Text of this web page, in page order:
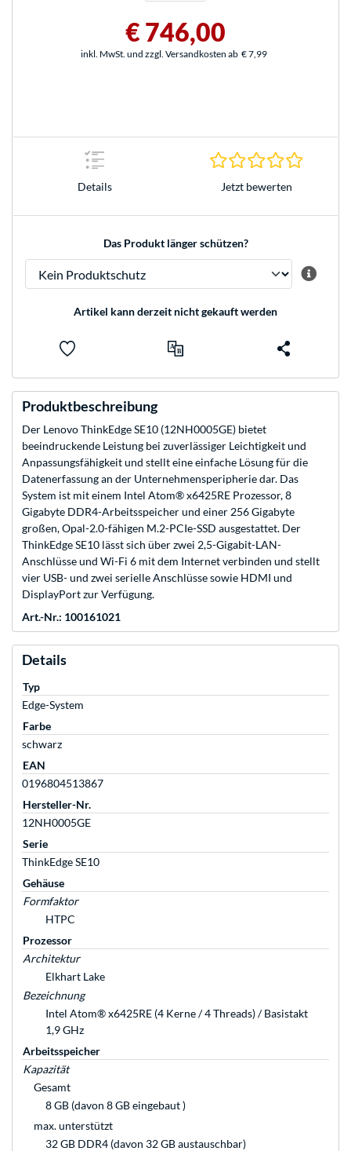
€ 746,00
inkl. MwSt. und zzgl. Versandkosten ab € 7,99
Details Jetzt bewerten
Das Produkt länger schützen?
Artikel kann derzeit nicht gekauft werden
Produktbeschreibung
Der Lenovo ThinkEdge SE10 (12NH0005GE) bietet
beeindruckende Leistung bei zuverlässiger Leichtigkeit und
Anpassungsfähigkeit und stellt eine einfache Lösung für die
Datenerfassung an der Unternehmensperipherie dar. Das
System ist mit einem Intel Atom® x6425RE Prozessor, 8
Gigabyte DDR4-Arbeitsspeicher und einer 256 Gigabyte
großen, Opal-2.0-fähigen M.2-PCIe-SSD ausgestattet. Der
ThinkEdge SE10 lässt sich über zwei 2,5-Gigabit-LAN-
Anschlüsse und Wi-Fi 6 mit dem Internet verbinden und stellt
vier USB- und zwei serielle Anschlüsse sowie HDMI und
DisplayPort zur Verfügung.
Art.-Nr.: 100161021
Details
Typ
Edge-System
Farbe
schwarz
EAN
0196804513867
Hersteller-Nr.
12NH0005GE
Serie
ThinkEdge SE10
Gehäuse
Formfaktor
HTPC
Prozessor
Architektur
Elkhart Lake
Bezeichnung
Intel Atom® x6425RE (4 Kerne / 4 Threads) / Basistakt
1,9 GHz
Arbeitsspeicher
Kapazität
Gesamt
8 GB (davon 8 GB eingebaut )
max. unterstützt
32 GB DDR4 (davon 32 GB austauschbar)